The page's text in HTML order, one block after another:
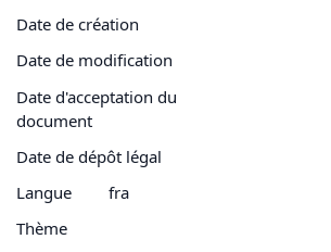
Date de création
Date de modification
Date d'acceptation du
document
Date de dépôt légal
Langue
fra
Thème